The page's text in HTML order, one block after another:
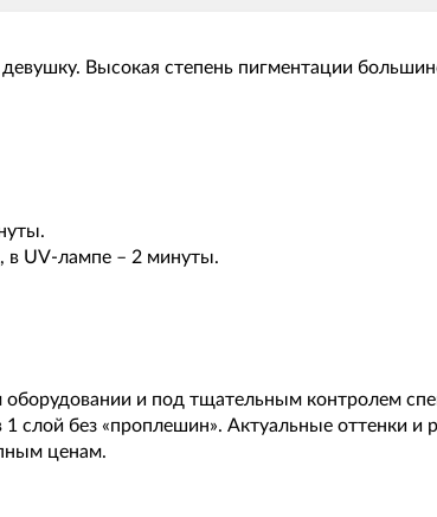
Высокая степень пигментации
в UV-лампе – 2 минуты.
и под тщательным контролем
слой без «проплешин». Актуальные оттенки и
ценам.